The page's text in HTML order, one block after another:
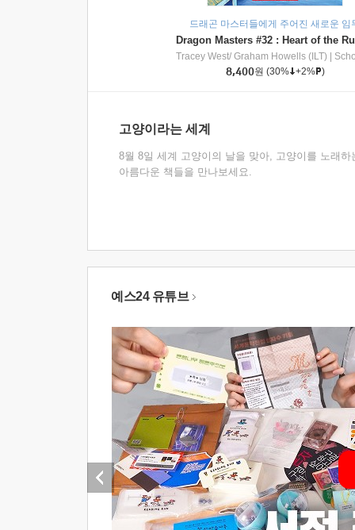
드래곤 마스터들에게 주어진 새로운 임
Tracey West/ Graham Howells (ILT)
8,400원 (30% +2% )
고양이라는 세계
8월 8일 세계 고양이의 날을 맞아, 고양이를 노래하
아름다운 책들을 만나보세요.
예스24 유튜브